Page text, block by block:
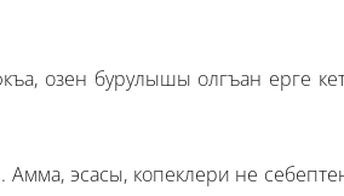
озен бурулышы олгъан ерге
эсасы, копеклери не